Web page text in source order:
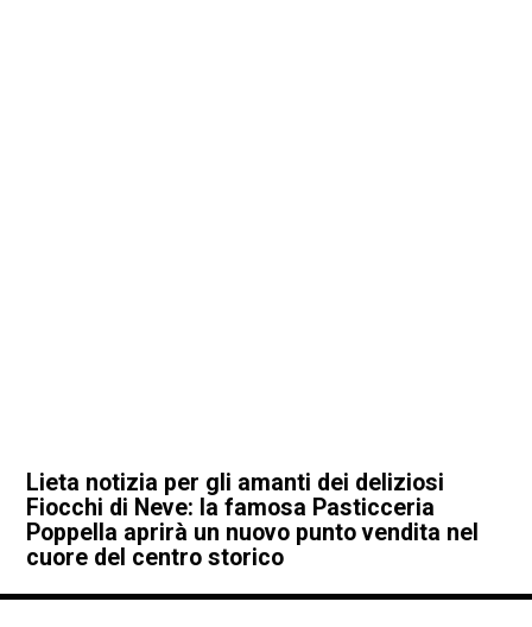
Lieta notizia per gli amanti dei deliziosi
Fiocchi di Neve: la famosa Pasticceria
Poppella aprirà un nuovo punto vendita nel
cuore del centro storico